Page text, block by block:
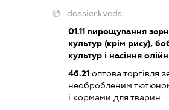
dossier.kveds:
01.11 вирощування
культур (крім рису),
культур і насіння
46.21 оптова торгівля
необробленим
і кормами для тварин